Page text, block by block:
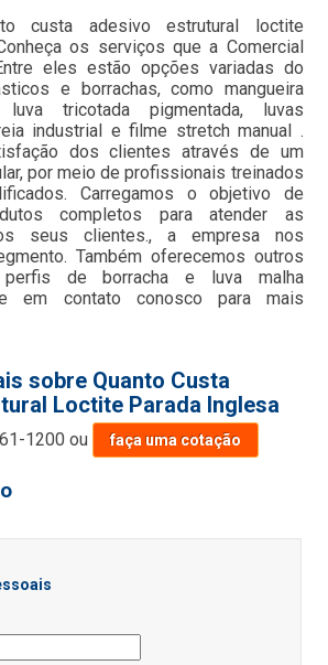
custa adesivo estrutural loctite
os serviços que a Comercial
eles estão opções variadas do
e borrachas, como mangueira
luva tricotada pigmentada, luvas
industrial e filme stretch manual .
dos clientes através de um
por meio de profissionais treinados
Carregamos o objetivo de
completos para atender as
seus clientes., a empresa nos
Também oferecemos outros
perfis de borracha e luva malha
em contato conosco para mais
sobre Quanto Custa
Loctite Parada Inglesa
1200 ou faça uma cotação